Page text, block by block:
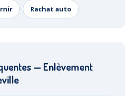
Rachat auto
— Enlèvement